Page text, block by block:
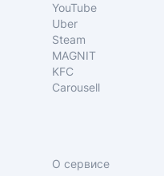
YouTube
Uber
Steam
MAGNIT
KFC
Carousell
О сервисе